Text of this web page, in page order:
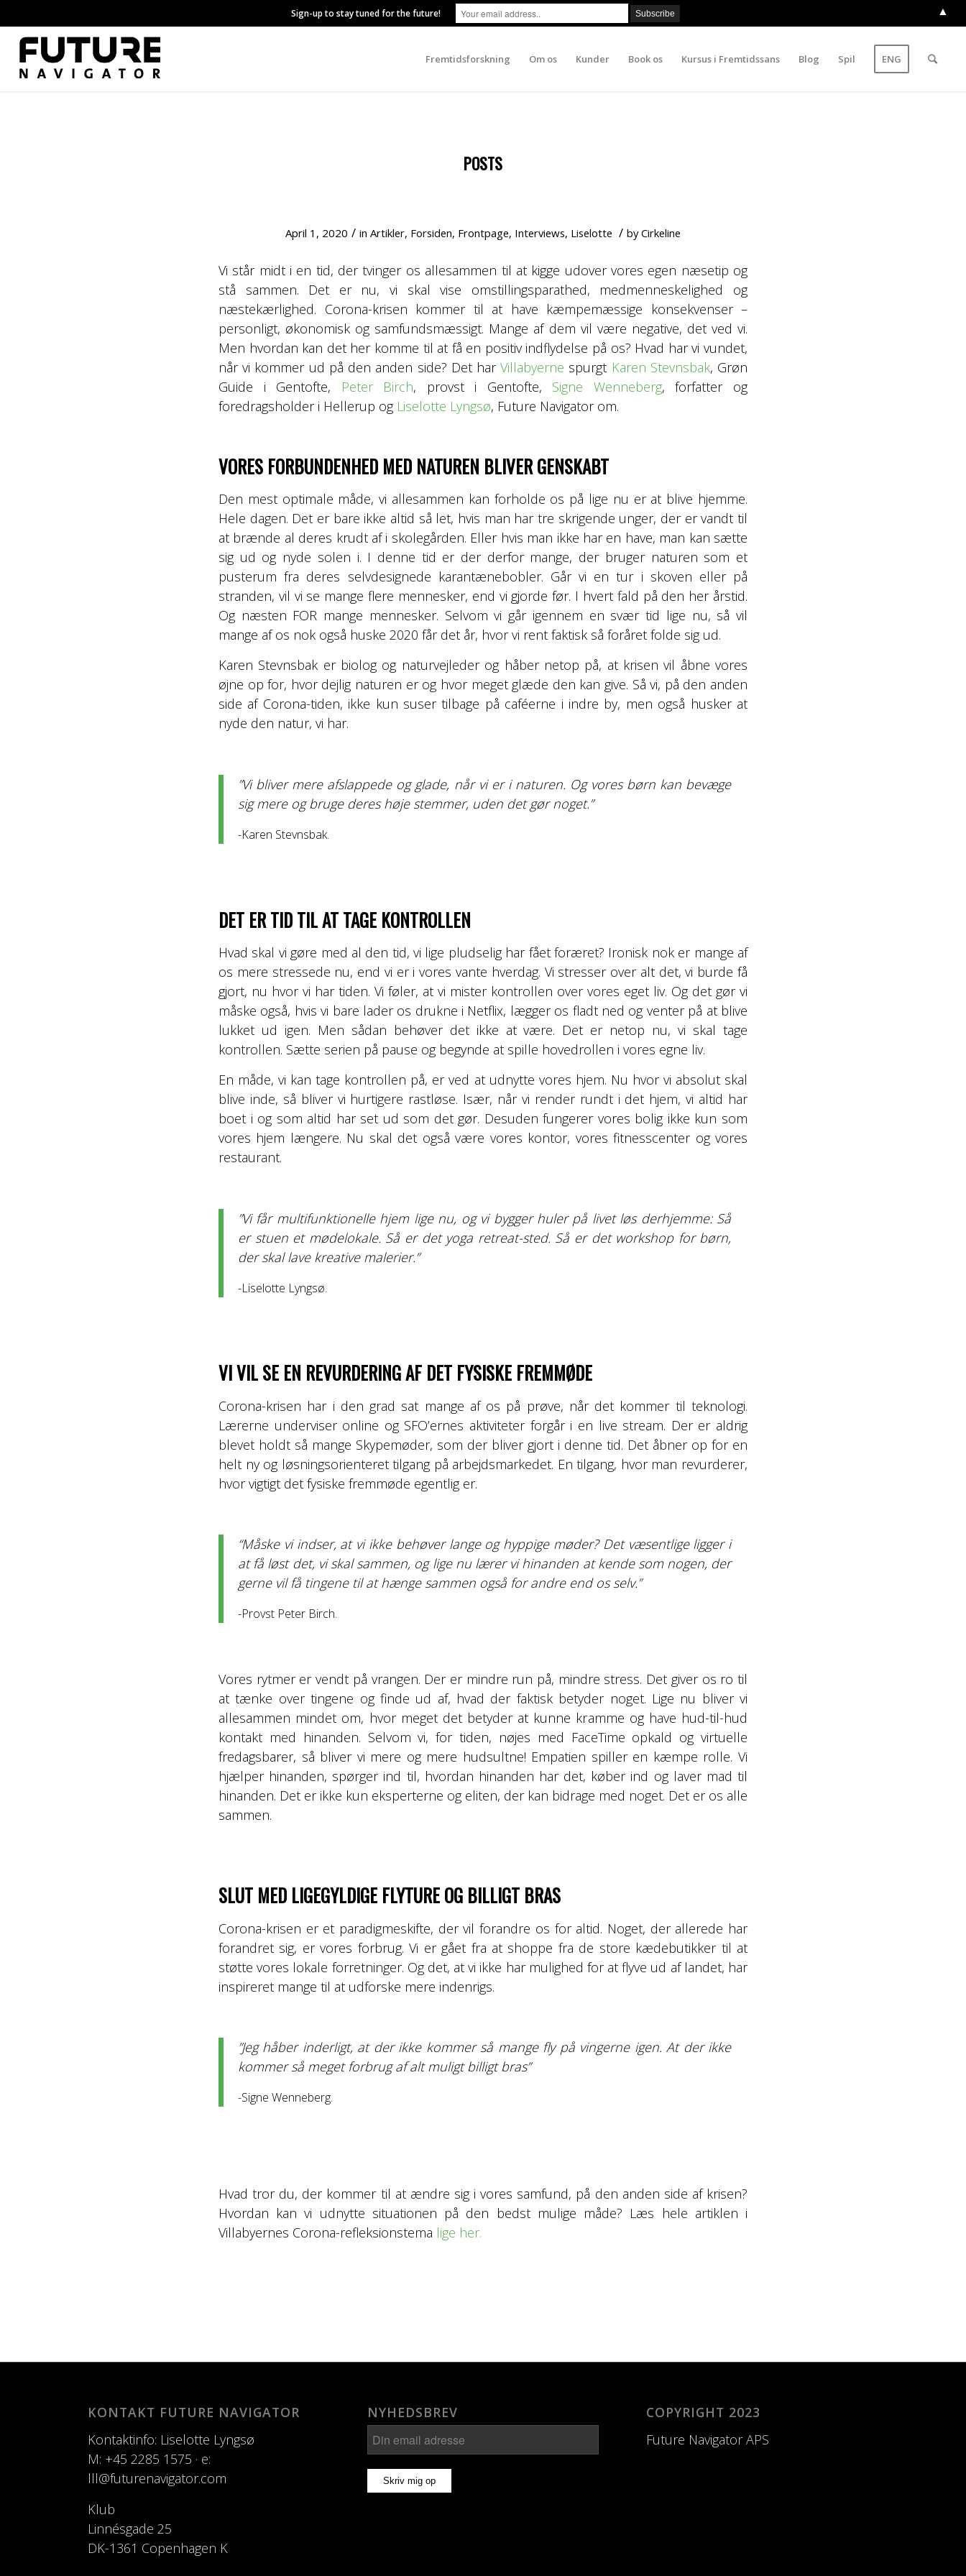
Fremtidsforskning Om os Kunder Book os Kursus i Fremtidssans Blog Spil ENG
POSTS
April 1, 2020 / in Artikler, Forsiden, Frontpage, Interviews, Liselotte / byCirkeline
Vi står midt i en tid, der tvinger os allesammen til at kigge udover vores egen næsetip og
stå sammen. Det er nu, vi skal vise omstillingsparathed, medmenneskelighed og
næstekærlighed. Corona-krisen kommer til at have kæmpemæssige konsekvenser –
personligt, økonomisk og samfundsmæssigt. Mange af dem vil være negative, det ved vi.
Men hvordan kan det her komme til at få en positiv indflydelse på os? Hvad har vi vundet,
når vi kommer ud på den anden side? Det harVillabyerne spurgt Karen Stevnsbak, Grøn
Guide i Gentofte, Peter Birch, provst i Gentofte, Signe Wenneberg, forfatter og
foredragsholder i Hellerup og Liselotte Lyngsø, Future Navigator om.
VORES FORBUNDENHED MED NATUREN BLIVER GENSKABT
Den mest optimale måde, vi allesammen kan forholde os på lige nu er at blive hjemme.
Hele dagen. Det er bare ikke altid så let, hvis man har tre skrigende unger, der er vandt til
at brænde al deres krudt af i skolegården. Eller hvis man ikke har en have, man kan sætte
sig ud og nyde solen i. I denne tid er der derfor mange, der bruger naturen som et
pusterum fra deres selvdesignede karantænebobler. Går vi en tur i skoven eller på
stranden, vil vi se mange flere mennesker, end vi gjorde før. I hvert fald på den her årstid.
Og næsten FOR mange mennesker. Selvom vi går igennem en svær tid lige nu, så vil
mange af os nok også huske 2020 får det år, hvor vi rent faktisk så foråret folde sig ud.
Karen Stevnsbak er biolog og naturvejleder og håber netop på, at krisen vil åbne vores
øjne op for, hvor dejlig naturen er og hvor meget glæde den kan give. Så vi, på den anden
side af Corona-tiden, ikke kun suser tilbage på caféerne i indre by, men også husker at
nyde den natur, vi har.
”Vi bliver mere afslappede og glade, når vi er i naturen. Og vores børn kan bevæge
sig mere og bruge deres høje stemmer, uden det gør noget.”
-Karen Stevnsbak.
DET ER TID TIL AT TAGE KONTROLLEN
Hvad skal vi gøre med al den tid, vi lige pludselig har fået foræret? Ironisk nok er mange af
os mere stressede nu, end vi er i vores vante hverdag. Vi stresser over alt det, vi burde få
gjort, nu hvor vi har tiden. Vi føler, at vi mister kontrollen over vores eget liv. Og det gør vi
måske også, hvis vi bare lader os drukne i Netflix, lægger os fladt ned og venter på at blive
lukket ud igen. Men sådan behøver det ikke at være. Det er netop nu, vi skal tage
kontrollen. Sætte serien på pause og begynde at spille hovedrollen i vores egne liv.
En måde, vi kan tage kontrollen på, er ved at udnytte vores hjem. Nu hvor vi absolut skal
blive inde, så bliver vi hurtigere rastløse. Især, når vi render rundt i det hjem, vi altid har
boet i og som altid har set ud som det gør. Desuden fungerer vores bolig ikke kun som
vores hjem længere. Nu skal det også være vores kontor, vores fitnesscenter og vores
restaurant.
”Vi får multifunktionelle hjem lige nu, og vi bygger huler på livet løs derhjemme: Så
er stuen et mødelokale. Så er det yoga retreat-sted. Så er det workshop for børn,
der skal lave kreative malerier.”
-Liselotte Lyngsø.
VI VIL SE EN REVURDERING AF DET FYSISKE FREMMØDE
Corona-krisen har i den grad sat mange af os på prøve, når det kommer til teknologi.
Lærerne underviser online og SFO’ernes aktiviteter forgår i en live stream. Der er aldrig
blevet holdt så mange Skypemøder, som der bliver gjort i denne tid. Det åbner op for en
helt ny og løsningsorienteret tilgang på arbejdsmarkedet. En tilgang, hvor man revurderer,
hvor vigtigt det fysiske fremmøde egentlig er.
“Måske vi indser, at vi ikke behøver lange og hyppige møder? Det væsentlige ligger i
at få løst det, vi skal sammen, og lige nu lærer vi hinanden at kende som nogen, der
gerne vil få tingene til at hænge sammen også for andre end os selv.”
-Provst Peter Birch.
Vores rytmer er vendt på vrangen. Der er mindre run på, mindre stress. Det giver os ro til
at tænke over tingene og finde ud af, hvad der faktisk betyder noget. Lige nu bliver vi
allesammen mindet om, hvor meget det betyder at kunne kramme og have hud-til-hud
kontakt med hinanden. Selvom vi, for tiden, nøjes med FaceTime opkald og virtuelle
fredagsbarer, så bliver vi mere og mere hudsultne! Empatien spiller en kæmpe rolle. Vi
hjælper hinanden, spørger ind til, hvordan hinanden har det, køber ind og laver mad til
hinanden. Det er ikke kun eksperterne og eliten, der kan bidrage med noget. Det er os alle
sammen.
SLUT MED LIGEGYLDIGE FLYTURE OG BILLIGT BRAS
Corona-krisen er et paradigmeskifte, der vil forandre os for altid. Noget, der allerede har
forandret sig, er vores forbrug. Vi er gået fra at shoppe fra de store kædebutikker til at
støtte vores lokale forretninger. Og det, at vi ikke har mulighed for at flyve ud af landet, har
inspireret mange til at udforske mere indenrigs.
”Jeg håber inderligt, at der ikke kommer så mange fly på vingerne igen. At der ikke
kommer så meget forbrug af alt muligt billigt bras”
-Signe Wenneberg.
Hvad tror du, der kommer til at ændre sig i vores samfund, på den anden side af krisen?
Hvordan kan vi udnytte situationen på den bedst mulige måde? Læs hele artiklen i
Villabyernes Corona-refleksionstema lige her.
KONTAKT FUTURE NAVIGATOR
Kontaktinfo: Liselotte Lyngsø
M: +45 2285 1575 · e:
lll@futurenavigator.com
Klub
Linnésgade 25
DK-1361 Copenhagen K
NYHEDSBREV
COPYRIGHT 2023
Future Navigator APS
Sign-up to stay tuned for the future! ▲